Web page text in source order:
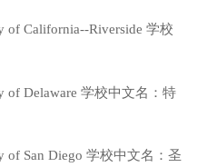
of California--Riverside 学校
of Delaware 学校中文名：特
of San Diego 学校中文名：圣